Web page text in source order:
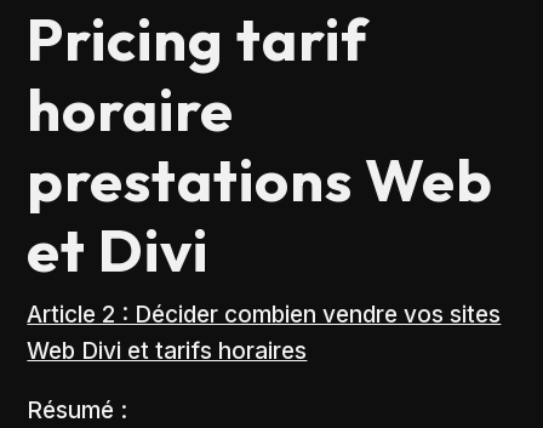
Pricing tarif
horaire
prestations Web
et Divi
Article 2 : Décider combien vendre vos sites
Web Divi et tarifs horaires
Résumé :